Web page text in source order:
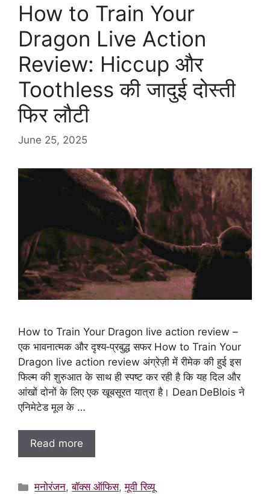
How to Train Your
Dragon Live Action
Review: Hiccup और
Toothless की जादुई दोस्ती
फिर लौटी
June 25, 2025
How to Train Your Dragon live action review –
एक भावनात्मक और दृश्य‑प्रबुद्ध सफर How to Train Your
Dragon live action review अंग्रेज़ी में रीमेक की हुई इस
फिल्म की शुरुआत के साथ ही स्पष्ट कर रही है कि यह दिल और
आंखों दोनों के लिए एक खूबसूरत यात्रा है। Dean DeBlois ने
एनिमेटेड मूल के …
Read more
Categories
मनोरंजन,बॉक्स ऑफिस,मूवी रिव्यू